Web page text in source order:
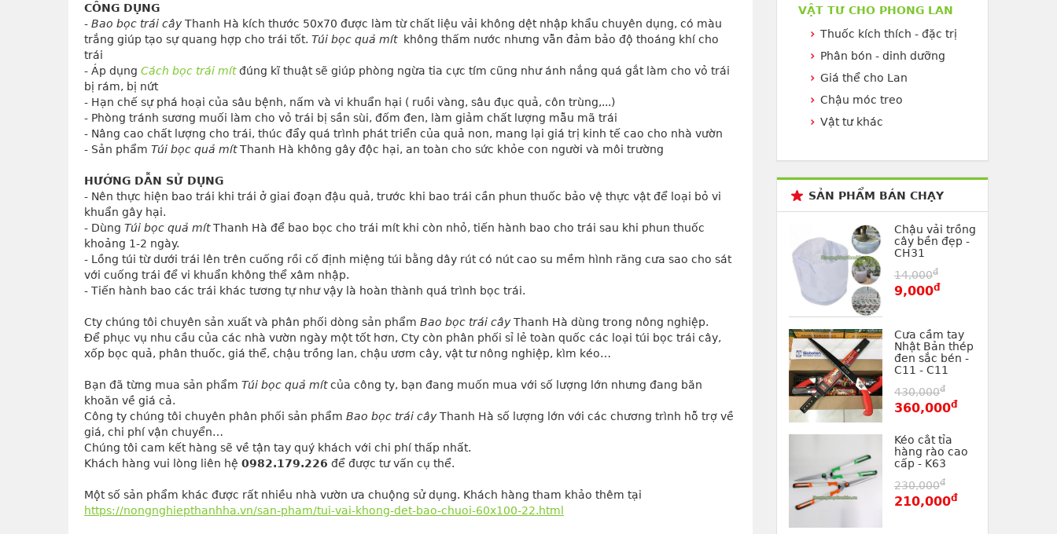
CÔNG DỤNG
- Bao bọc trái cây Thanh Hà kích thước 50x70 được làm từ chất liệu vải không dệt nhập khẩu chuyên dụng, có màu
trắng giúp tạo sự quang hợp cho trái tốt. Túi bọc quả mít
  không thấm nước nhưng vẫn đảm bảo độ thoáng khí cho
trái
- Áp dụng Cách bọc trái mít đúng kĩ thuật sẽ giúp phòng ngừa tia cực tím cũng như ánh nắng quá gắt làm cho vỏ trái
bị rám, bị nứt
- Hạn chế sự phá hoại của sâu bệnh, nấm và vi khuẩn hại ( ruồi vàng, sâu đục quả, côn trùng,...)
- Phòng tránh sương muối làm cho vỏ trái bị sần sùi, đốm đen, làm giảm chất lượng mẫu mã trái
- Nâng cao chất lượng cho trái, thúc đẩy quá trình phát triển của quả non, mang lại giá trị kinh tế cao cho nhà vườn
- Sản phẩm Túi bọc quả mít Thanh Hà không gây độc hại, an toàn cho sức khỏe con người và môi trường
HƯỚNG DẪN SỬ DỤNG
- Nên thực hiện bao trái khi trái ở giai đoạn đậu quả, trước khi bao trái cần phun thuốc bảo vệ thực vật để loại bỏ vi
khuẩn gây hại.
- Dùng Túi bọc quả mít Thanh Hà để bao bọc cho trái mít khi còn nhỏ, tiến hành bao cho trái sau khi phun thuốc
khoảng 1-2 ngày.
- Lồng túi từ dưới trái lên trên cuống rồi cố định miệng túi bằng dây rút có nút cao su mềm hình răng cưa sao cho sát
với cuống trái để vi khuẩn không thể xâm nhập.
- Tiến hành bao các trái khác tương tự như vậy là hoàn thành quá trình bọc trái.
Cty chúng tôi chuyên sản xuất và phân phối dòng sản phẩm Bao bọc trái cây Thanh Hà dùng trong nông nghiệp.
Để phục vụ nhu cầu của các nhà vườn ngày một tốt hơn, Cty còn phân phối sỉ lẻ toàn quốc các loại túi bọc trái cây,
xốp bọc quả, phân thuốc, giá thể, chậu trồng lan, chậu ươm cây, vật tư nông nghiệp, kìm kéo…
Bạn đã từng mua sản phẩm Túi bọc quả mít của công ty, bạn đang muốn mua với số lượng lớn nhưng đang băn
khoăn về giá cả.
Công ty chúng tôi chuyên phân phối sản phẩm Bao bọc trái cây Thanh Hà số lượng lớn với các chương trình hỗ trợ về
giá, chi phí vận chuyển…
Chúng tôi cam kết hàng sẽ về tận tay quý khách với chi phí thấp nhất.
Khách hàng vui lòng liên hệ 0982.179.226 để được tư vấn cụ thể.
Một số sản phẩm khác được rất nhiều nhà vườn ưa chuộng sử dụng. Khách hàng tham khảo thêm tại
https://nongnghiepthanhha.vn/san-pham/tui-vai-khong-det-bao-chuoi-60x100-22.html
VẬT TƯ CHO PHONG LAN
Thuốc kích thích - đặc trị
Phân bón - dinh dưỡng
Giá thể cho Lan
Chậu móc treo
Vật tư khác
SẢN PHẨM BÁN CHẠY
Chậu vải trồng
cây bền đẹp -
CH31
14,000đ
9,000đ
Cưa cầm tay
Nhật Bản thép
đen sắc bén -
C11 - C11
430,000đ
360,000đ
Kéo cắt tỉa
hàng rào cao
cấp - K63
230,000đ
210,000đ